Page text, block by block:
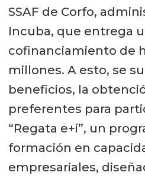
SSAF de Corfo,
Incuba, que entrega
cofinanciamiento de
millones. A esto, se
beneficios, la
preferentes para
“Regata e+i”, un
formación en
empresariales,